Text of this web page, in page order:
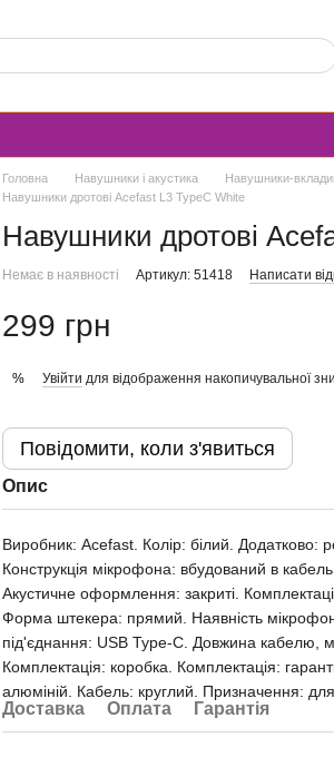
Головна Навушники і акустика Навушники-
Навушники дротові Acefast L3 TypeC White
Навушники дротові
Немає в наявності Артикул: 51418 Написати
299 грн
% Увійти для відображення накопичувальної
Повідомити, коли з'явиться
Опис
Виробник: Acefast. Колір: білий. Додатково:
Конструкція мікрофона: вбудований в
Акустичне оформлення: закриті.
Форма штекера: прямий. Наявність
під'єднання: USB Type-C. Довжина кабелю,
Комплектація: коробка. Комплектація:
алюміній. Кабель: круглий. Призначення:
Доставка Оплата Гарантія